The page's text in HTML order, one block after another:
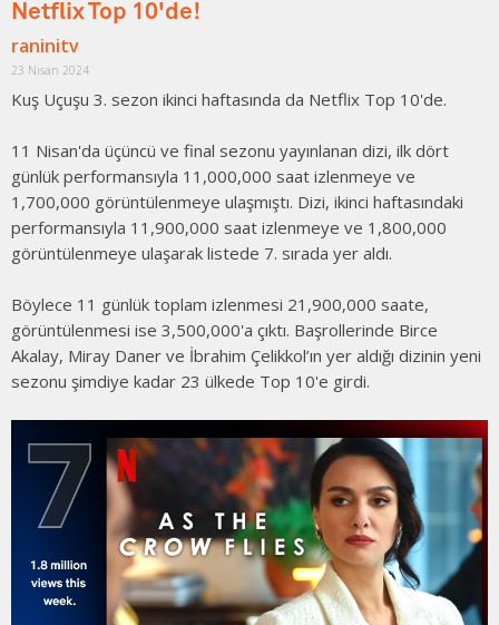
Netflix Top 10'de!
raninitv
23 Nisan 2024
Kuş Uçuşu 3. sezon ikinci haftasında da Netflix Top 10'de.
11 Nisan'da üçüncü ve final sezonu yayınlanan dizi, ilk dört
günlük performansıyla 11,000,000 saat izlenmeye ve
1,700,000 görüntülenmeye ulaşmıştı. Dizi, ikinci haftasındaki
performansıyla 11,900,000 saat izlenmeye ve 1,800,000
görüntülenmeye ulaşarak listede 7. sırada yer aldı.
Böylece 11 günlük toplam izlenmesi 21,900,000 saate,
görüntülenmesi ise 3,500,000'a çıktı. Başrollerinde Birce
Akalay, Miray Daner ve İbrahim Çelikkol’ın yer aldığı dizinin yeni
sezonu şimdiye kadar 23 ülkede Top 10'e girdi.